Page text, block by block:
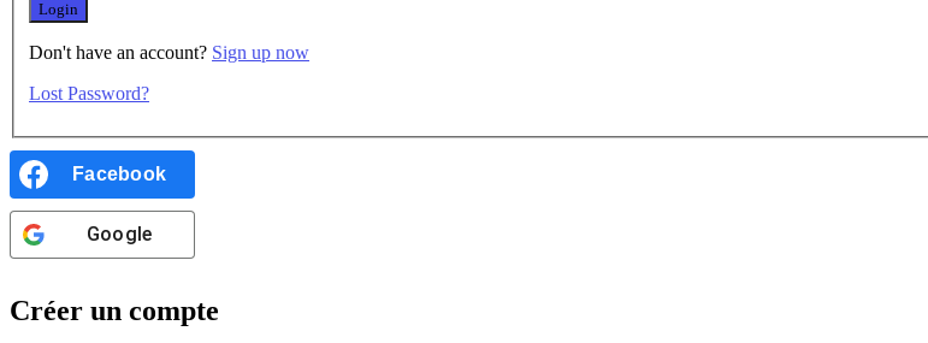
Don't have an account? Sign up now
Lost Password?
Facebook
Google
Créer un compte